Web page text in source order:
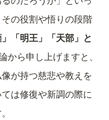
の役割や悟りの段階
」「明王」「天部」と
から申し上げますと、
が持つ慈悲や教えを
は修復や新調の際に